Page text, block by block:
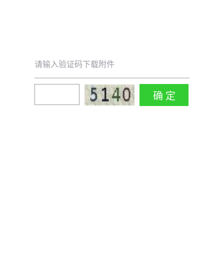
请输入验证码下载附件